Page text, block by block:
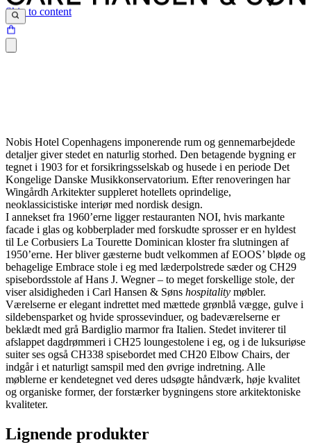
Skip to content
Nobis Hotel Copenhagens imponerende rum og gennemarbejdede
detaljer giver stedet en naturlig storhed. Den betagende bygning er
tegnet i 1903 for et forsikringsselskab og husede i en periode Det
Kongelige Danske Musikkonservatorium. Efter renoveringen har
Wingårdh Arkitekter suppleret hotellets oprindelige,
neoklassicistiske interiør med nordisk design.
I annekset fra 1960’erne ligger restauranten NOI, hvis markante
facade i glas og kobberplader med forskudte sprosser er en hyldest
til Le Corbusiers La Tourette Dominican kloster fra slutningen af
1950’erne. Her bliver gæsterne budt velkommen af EOOS’ bløde og
behagelige Embrace stole i eg med læderpolstrede sæder og CH29
spisebordsstole af Hans J. Wegner – to meget forskellige stole, der
viser alsidigheden i Carl Hansen & Søns hospitality møbler.
Værelserne er elegant indrettet med mættede grønblå vægge, gulve i
sildebensparket og hvide sprossevinduer, og badeværelserne er
beklædt med grå Bardiglio marmor fra Italien. Stedet inviterer til
afslappet dagdrømmeri i CH25 loungestolene i eg, og i de luksuriøse
suiter ses også CH338 spisebordet med CH20 Elbow Chairs, der
indgår i et naturligt samspil med den øvrige indretning. Alle
møblerne er kendetegnet ved deres udsøgte håndværk, høje kvalitet
og organiske former, der forstærker bygningens store arkitektoniske
kvaliteter.
Lignende produkter